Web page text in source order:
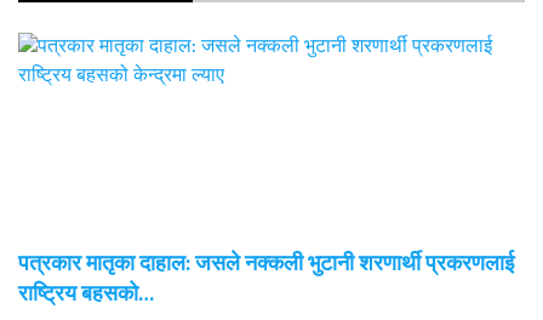
पत्रकार मातृका दाहाल: जसले नक्कली भुटानी शरणार्थी प्रकरणलाई
राष्ट्रिय बहसको…